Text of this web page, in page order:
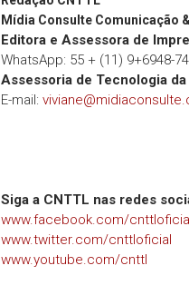
Mídia Consulte Comunicação
Editora e Assessora de
WhatsApp: 55 + (11) 9+6948-
Assessoria de Tecnologia
E-mail:
Siga a CNTTL nas redes
www.facebook.com/
www.twitter.com/cnttloficial
www.youtube.com/cnttl